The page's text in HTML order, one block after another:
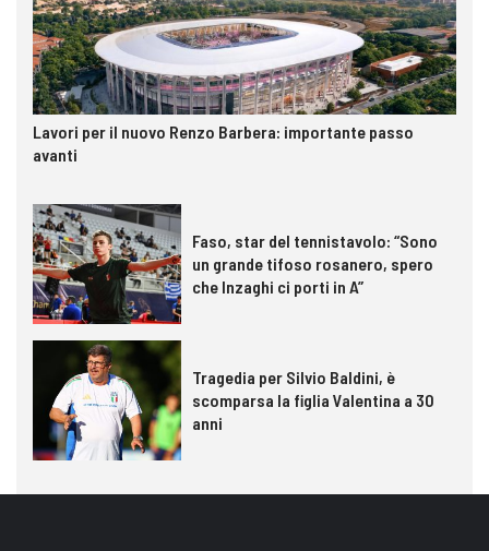
Lavori per il nuovo Renzo Barbera: importante passo
avanti
Faso, star del tennistavolo: “Sono
un grande tifoso rosanero, spero
che Inzaghi ci porti in A”
Tragedia per Silvio Baldini, è
scomparsa la figlia Valentina a 30
anni